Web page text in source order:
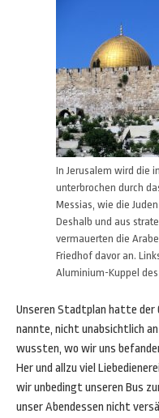
In Jerusalem wird die
unterbrochen durch
Messias, wie die
Deshalb und aus
vermauerten die
Friedhof davor an.
Aluminium-Kuppel des
Unseren Stadtplan hatte der
nannte, nicht unabsichtlich
wussten, wo wir uns
Her und allzu viel
wir unbedingt unseren Bus
unser Abendessen nicht